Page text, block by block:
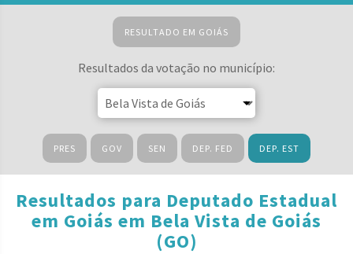
RESULTADO EM GOIÁS
Resultados da votação no município:
PRES GOV SEN DEP. FED DEP. EST
Resultados para Deputado Estadual
em Goiás em Bela Vista de Goiás
(GO)